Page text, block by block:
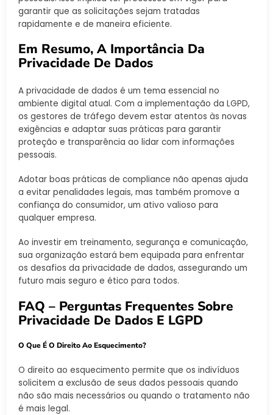
garantir que as solicitações sejam tratadas
rapidamente e de maneira eficiente.
Em Resumo, A Importância Da
Privacidade De Dados
A privacidade de dados é um tema essencial no
ambiente digital atual. Com a implementação da LGPD,
os gestores de tráfego devem estar atentos às novas
exigências e adaptar suas práticas para garantir
proteção e transparência ao lidar com informações
pessoais.
Adotar boas práticas de compliance não apenas ajuda
a evitar penalidades legais, mas também promove a
confiança do consumidor, um ativo valioso para
qualquer empresa.
Ao investir em treinamento, segurança e comunicação,
sua organização estará bem equipada para enfrentar
os desafios da privacidade de dados, assegurando um
futuro mais seguro e ético para todos.
FAQ – Perguntas Frequentes Sobre
Privacidade De Dados E LGPD
O Que É O Direito Ao Esquecimento?
O direito ao esquecimento permite que os indivíduos
solicitem a exclusão de seus dados pessoais quando
não são mais necessários ou quando o tratamento não
é mais legal.